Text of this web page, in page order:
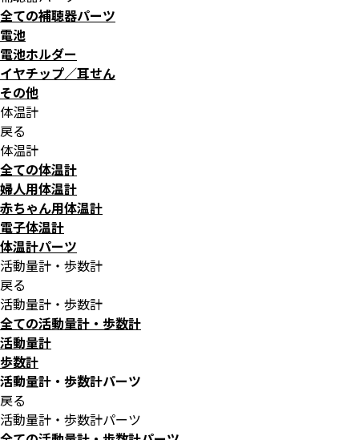
全ての補聴器パーツ
電池
電池ホルダー
イヤチップ／耳せん
その他
体温計
戻る
体温計
全ての体温計
婦人用体温計
赤ちゃん用体温計
電子体温計
体温計パーツ
活動量計・歩数計
戻る
活動量計・歩数計
全ての活動量計・歩数計
活動量計
歩数計
活動量計・歩数計パーツ
戻る
活動量計・歩数計パーツ